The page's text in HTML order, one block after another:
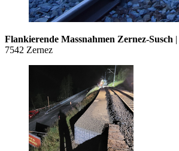
Flankierende Massnahmen Zernez-Susch |
7542 Zernez